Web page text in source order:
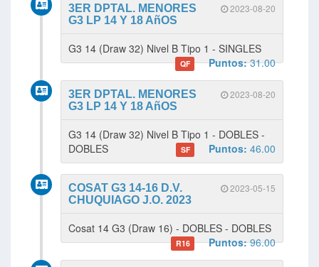
2023-08-20
3ER DPTAL. MENORES
G3 LP 14 Y 18 AñOS
G3 14 (Draw 32) Nivel B Tipo 1 - SINGLES
QF Puntos:31.00
2023-08-20
3ER DPTAL. MENORES
G3 LP 14 Y 18 AñOS
G3 14 (Draw 32) Nivel B Tipo 1 - DOBLES -
DOBLES
SF Puntos: 46.00
2023-05-15
COSAT G3 14-16 D.V.
CHUQUIAGO J.O. 2023
Cosat 14 G3 (Draw 16) - DOBLES - DOBLES
R16 Puntos:96.00